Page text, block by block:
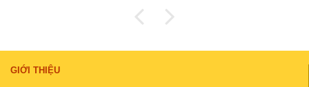
GIỚI THIỆU